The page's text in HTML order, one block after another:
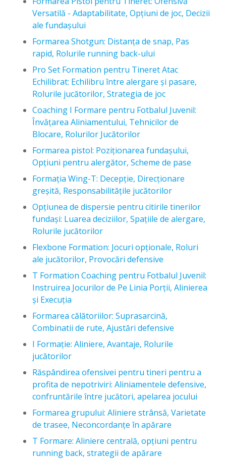
Versatilă - Adaptabilitate, Opțiuni de joc, Decizii
ale fundașului
Formarea Shotgun: Distanța de snap, Pas
rapid, Rolurile running back-ului
Pro Set Formation pentru Tineret Atac
Echilibrat: Echilibru între alergare și pasare,
Rolurile jucătorilor, Strategia de joc
Coaching I Formare pentru Fotbalul Juvenil:
Învățarea Aliniamentului, Tehnicilor de
Blocare, Rolurilor Jucătorilor
Formarea pistol: Poziționarea fundașului,
Opțiuni pentru alergător, Scheme de pase
Formația Wing-T: Decepție, Direcționare
greșită, Responsabilitățile jucătorilor
Opțiunea de dispersie pentru citirile tinerilor
fundași: Luarea deciziilor, Spațiile de alergare,
Rolurile jucătorilor
Flexbone Formation: Jocuri opționale, Roluri
ale jucătorilor, Provocări defensive
T Formation Coaching pentru Fotbalul Juvenil:
Instruirea Jocurilor de Pe Linia Porții, Alinierea
și Execuția
Formarea călătoriilor: Suprasarcină,
Combinatii de rute, Ajustări defensive
I Formație: Aliniere, Avantaje, Rolurile
jucătorilor
Răspândirea ofensivei pentru tineri pentru a
profita de nepotriviri: Aliniamentele defensive,
confruntările între jucători, apelarea jocului
Formarea grupului: Aliniere strânsă, Varietate
de trasee, Neconcordanțe în apărare
T Formare: Aliniere centrală, opțiuni pentru
running back, strategii de apărare